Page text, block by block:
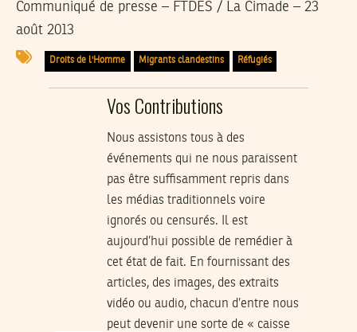
Communiqué de presse – FTDES / La Cimade – 23
août 2013
Droits de l'Homme Migrants clandestins Réfugiés
Vos Contributions
Nous assistons tous à des
événements qui ne nous paraissent
pas être suffisamment repris dans
les médias traditionnels voire
ignorés ou censurés. Il est
aujourd’hui possible de remédier à
cet état de fait. En fournissant des
articles, des images, des extraits
vidéo ou audio, chacun d’entre nous
peut devenir une sorte de « caisse